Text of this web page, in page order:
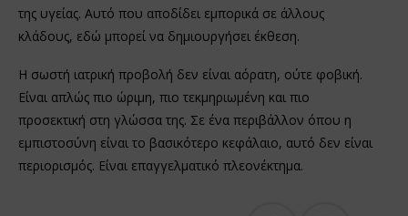
της υγείας. Αυτό που αποδίδει εμπορικά σε άλλους
κλάδους, εδώ μπορεί να δημιουργήσει έκθεση.
Η σωστή ιατρική προβολή δεν είναι αόρατη, ούτε φοβική.
Είναι απλώς πιο ώριμη, πιο τεκμηριωμένη και πιο
προσεκτική στη γλώσσα της. Σε ένα περιβάλλον όπου η
εμπιστοσύνη είναι το βασικότερο κεφάλαιο, αυτό δεν είναι
περιορισμός. Είναι επαγγελματικό πλεονέκτημα.